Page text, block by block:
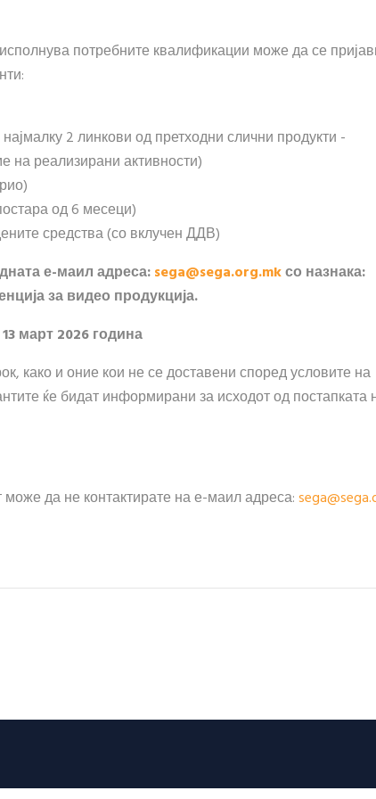
потребните квалификации може да се
2 линкови од претходни слични продукти -
на реализирани активности)
од 6 месеци)
средства (со вклучен ДДВ)
е-маил адреса:sega@sega.org.mkсо назнака:
за видео продукција.
март 2026 година
како и оние кои не се доставени според условите на
ќе бидат информирани за исходот од постапката
да не контактирате на е-маил адреса: